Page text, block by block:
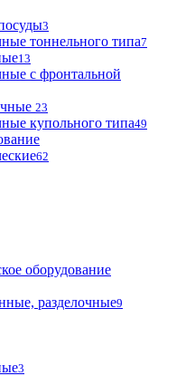
3
тоннельного типа7
13
с фронтальной
23
купольного типа49
62
оборудование
разделочные9
3